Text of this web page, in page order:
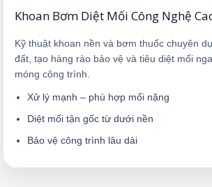
Khoan Bơm Diệt Mối Công Nghệ
Kỹ thuật khoan nền và bơm thuốc chuyên
đất, tạo hàng rào bảo vệ và tiêu diệt mối
móng công trình.
Xử lý mạnh – phù hợp mối nặng
Diệt mối tận gốc từ dưới nền
Bảo vệ công trình lâu dài